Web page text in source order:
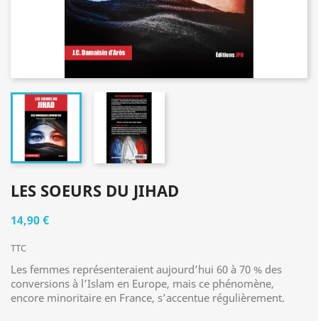
LES SOEURS DU JIHAD
14,90 €
TTC
Les femmes représenteraient aujourd’hui 60 à 70 % des
conversions à l’Islam en Europe, mais ce phénomène,
encore minoritaire en France, s’accentue régulièrement.